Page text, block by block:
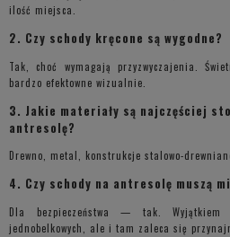
ilość miejsca.
2. Czy schody kręcone są wygodne?
Tak, choć wymagają przyzwyczajenia.
bardzo efektowne wizualnie.
3. Jakie materiały są najczęściej
antresolę?
Drewno, metal, konstrukcje stalowo-
4. Czy schody na antresolę muszą
Dla bezpieczeństwa — tak. Wyjątkiem
jednobelkowych, ale i tam zaleca się